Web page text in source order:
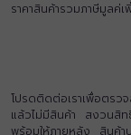
ราคาสินค้ารวมภาษีมูลค่
โปรดติดต่อเราเพื่อตร
แล้วไม่มีสินค้า สงวนสิท
พร้อมให้ภายหลัง สินค้าบ